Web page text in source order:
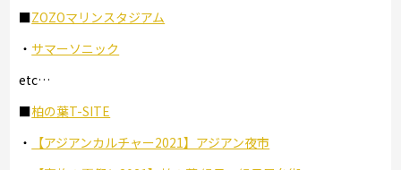
■ZOZOマリンスタジアム
・ サマーソニック
etc…
■柏の葉T-SITE
・
【アジアンカルチャー2021】アジアン夜市